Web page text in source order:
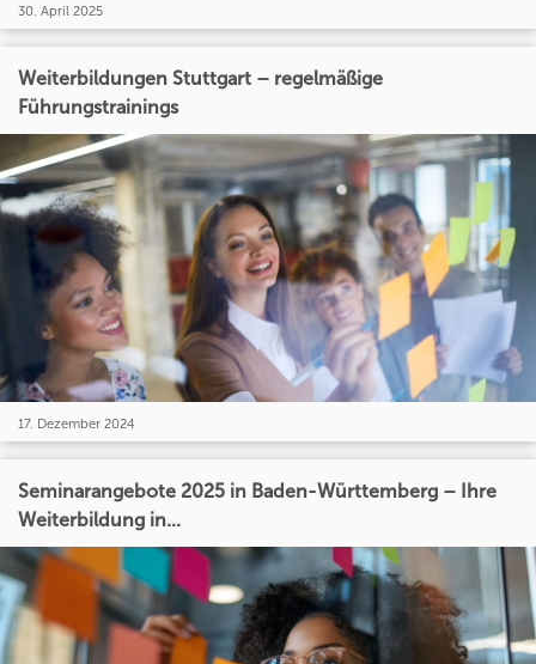
30. April 2025
Weiterbildungen Stuttgart – regelmäßige
Führungstrainings
17. Dezember 2024
Seminarangebote 2025 in Baden-Württemberg – Ihre
Weiterbildung in...